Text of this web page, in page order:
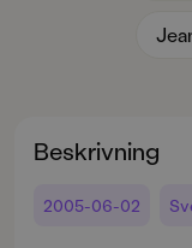
Beskrivning
2005-06-02